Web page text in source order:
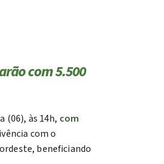
com 5.500
(06), às 14h, com
com o
beneficiando